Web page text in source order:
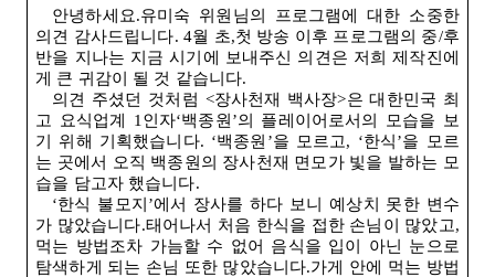
안녕하세요.유미숙 위원님의 프로그램에 대한 소중한
의견 감사드립니다. 4월 초,첫 방송 이후 프로그램의 중/후
반을 지나는 지금 시기에 보내주신 의견은 저희 제작진에
게 큰 귀감이 될 것 같습니다.
의견 주셨던 것처럼 <장사천재 백사장>은 대한민국 최
고 요식업계
1 인자‘백종원’의 플레이어로서의 모습을 보
기 위해 기획했습니다. ‘백종원’을 모르고, ‘한식’을 모르
는 곳에서 오직 백종원의 장사천재 면모가 빛을 발하는 모
습을 담고자 했습니다.
‘한식 불모지’에서 장사를 하다 보니 예상치 못한 변수
가 많았습니다.태어나서 처음 한식을 접한 손님이 많았고,
먹는 방법조차 가늠할 수 없어 음식을 입이 아닌 눈으로
탐색하게 되는 손님 또한 많았습니다.가게 안에 먹는 방법